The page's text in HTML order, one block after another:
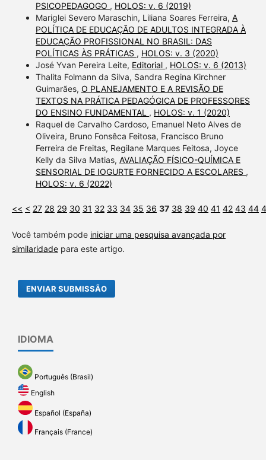
PSICOPEDAGOGO , HOLOS: v. 6 (2019)
Mariglei Severo Maraschin, Liliana Soares Ferreira, A
POLÍTICA DE EDUCAÇÃO DE ADULTOS INTEGRADA À
EDUCAÇÃO PROFISSIONAL NO BRASIL: DAS
POLÍTICAS ÀS PRÁTICAS , HOLOS: v. 3 (2020)
José Yvan Pereira Leite, Editorial , HOLOS: v. 6 (2013)
Thalita Folmann da Silva, Sandra Regina Kirchner
Guimarães, O PLANEJAMENTO E A REVISÃO DE
TEXTOS NA PRÁTICA PEDAGÓGICA DE PROFESSORES
DO ENSINO FUNDAMENTAL , HOLOS: v. 1 (2020)
Raquel de Carvalho Cardoso, Emanuel Neto Alves de
Oliveira, Bruno Fonsêca Feitosa, Francisco Bruno
Ferreira de Freitas, Regilane Marques Feitosa, Joyce
Kelly da Silva Matias, AVALIAÇÃO FÍSICO-QUÍMICA E
SENSORIAL DE IOGURTE FORNECIDO A ESCOLARES ,
HOLOS: v. 6 (2022)
<< < 27 28 29 30 31 32 33 34 35 36 37 38 39 40 41 42 43 44
Você também pode iniciar uma pesquisa avançada por
similaridadepara este artigo.
ENVIAR SUBMISSÃO
IDIOMA
Português (Brasil)
English
Español (España)
Français (France)